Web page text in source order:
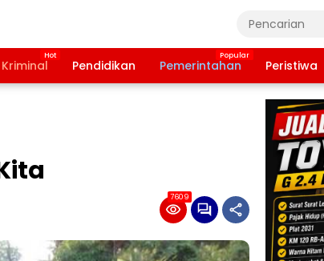
Pendidikan Pemerintahan Peristiwa
7609